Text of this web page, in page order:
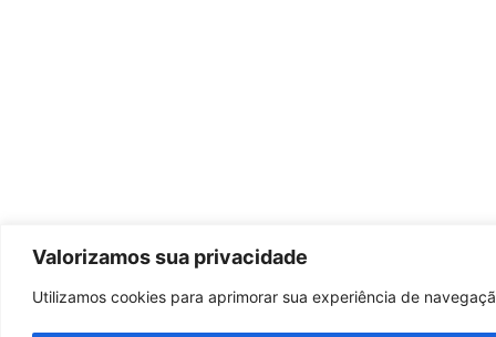
Valorizamos sua privacidade
Utilizamos cookies para aprimorar sua experiência de